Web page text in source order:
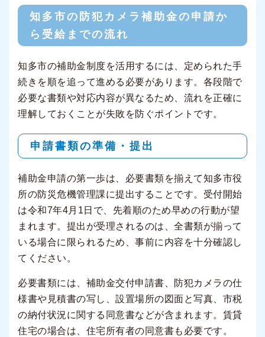
知多市の防犯カメラ補助金の申請か
ら受給までの流れ
知多市の補助金制度を活用するには、定められた手
続きを順を追って進める必要があります。各段階で
必要な書類や対応内容が異なるため、流れを正確に
理解しておくことが失敗を防ぐポイントです。
申請書類の準備・提出
補助金申請の第一歩は、必要書類を揃えて知多市役
所の防災危機管理課に提出することです。受付開始
は令和7年4月1日で、先着順のため早めの行動が望
まれます。提出が受理されるのは、全書類が揃って
いる場合に限られるため、事前に内容を十分確認し
てください。
必要書類には、補助金交付申請書、防犯カメラの仕
様書や見積書の写し、設置場所の図面と写真、市税
の納付状況に関する同意書などが含まれます。賃貸
住宅の場合は、住宅所有者の同意書も必要です。